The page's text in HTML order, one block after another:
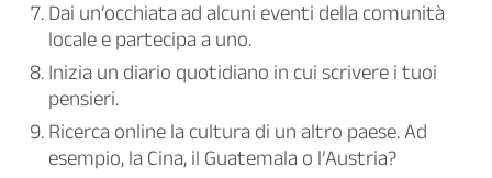
Dai un’occhiata ad alcuni eventi della comunità
locale e partecipa a uno.
Inizia un diario quotidiano in cui scrivere i tuoi
pensieri.
Ricerca online la cultura di un altro paese. Ad
esempio, la Cina, il Guatemala o l’Austria?